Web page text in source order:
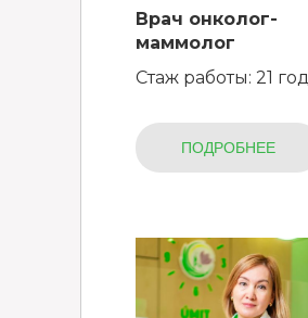
Врач онколог-
маммолог
Стаж работы: 21 год
ПОДРОБНЕЕ